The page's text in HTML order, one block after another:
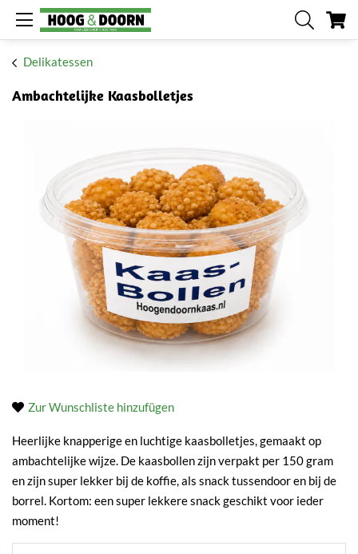
Delikatessen
Ambachtelijke Kaasbolletjes
Zur Wunschliste hinzufügen
Heerlijke knapperige en luchtige kaasbolletjes, gemaakt op
ambachtelijke wijze. De kaasbollen zijn verpakt per 150 gram
en zijn super lekker bij de koffie, als snack tussendoor en bij de
borrel. Kortom: een super lekkere snack geschikt voor ieder
moment!